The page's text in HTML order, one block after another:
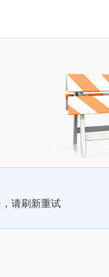
请刷新重试